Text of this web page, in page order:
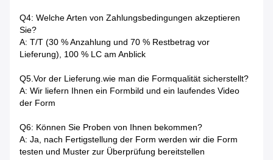
Q4: Welche Arten von Zahlungsbedingungen akzeptieren
Sie?
A: T/T (30 % Anzahlung und 70 % Restbetrag vor
Lieferung), 100 % LC am Anblick
Q5.Vor der Lieferung.wie man die Formqualität sicherstellt?
A: Wir liefern Ihnen ein Formbild und ein laufendes Video
der Form
Q6: Können Sie Proben von Ihnen bekommen?
A: Ja, nach Fertigstellung der Form werden wir die Form
testen und Muster zur Überprüfung bereitstellen